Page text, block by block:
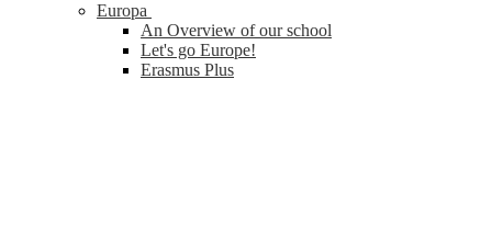
Europa
An Overview of our school
Let's go Europe!
Erasmus Plus